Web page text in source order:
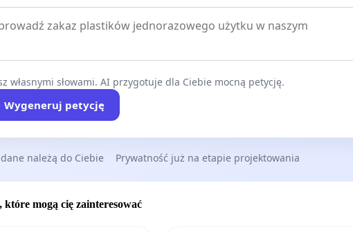
własnymi słowami. AI przygotuje dla Ciebie mocną petycję.
Wygeneruj petycję
należą do Ciebie Prywatność już na etapie projektowania
które mogą cię zainteresować